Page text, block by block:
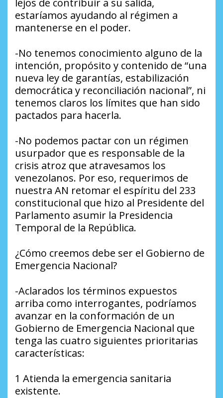
estaríamos ayudando al régimen a
mantenerse en el poder.
-No tenemos conocimiento alguno de la
intención, propósito y contenido de “una
nueva ley de garantías, estabilización
democrática y reconciliación nacional”, ni
tenemos claros los límites que han sido
pactados para hacerla.
-No podemos pactar con un régimen
usurpador que es responsable de la
crisis atroz que atravesamos los
venezolanos. Por eso, requerimos de
nuestra AN retomar el espíritu del 233
constitucional que hizo al Presidente del
Parlamento asumir la Presidencia
Temporal de la República.
¿Cómo creemos debe ser el Gobierno de
Emergencia Nacional?
-Aclarados los términos expuestos
arriba como interrogantes, podríamos
avanzar en la conformación de un
Gobierno de Emergencia Nacional que
tenga las cuatro siguientes prioritarias
características:
1 Atienda la emergencia sanitaria
existente.